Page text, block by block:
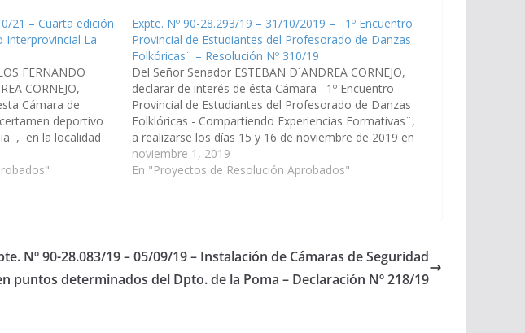
21 – Cuarta edición
Interprovincial La
FERNANDO
CORNEJO,
Cámara de
deportivo
en la localidad
7 de Noviembre.
Expte. Nº 90-28.293/19 – 31/10/2019 – ¨1º Encuentro
Provincial de Estudiantes del Profesorado de Danzas
Folkóricas¨ – Resolución Nº 310/19
Del Señor Senador ESTEBAN D´ANDREA CORNEJO,
declarar de interés de ésta Cámara ¨1º Encuentro
Provincial de Estudiantes del Profesorado de Danzas
Folklóricas - Compartiendo Experiencias Formativas¨,
a realizarse los días 15 y 16 de noviembre de 2019 en
la Localidad de El Carril, Departamento del mismo
nombre. (Expte. Nº 90-28.293/19)…
noviembre 1, 2019
En "Proyectos de Resolución Aprobados"
Nº 90-28.083/19 – 05/09/19 – Instalación de Cámaras de Seguridad
puntos determinados del Dpto. de la Poma – Declaración Nº 218/19